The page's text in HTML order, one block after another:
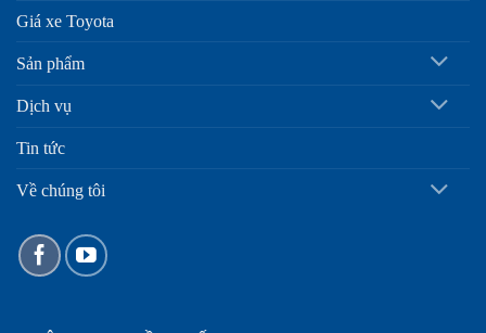
Giá xe Toyota
Sản phẩm
Dịch vụ
Tin tức
Về chúng tôi